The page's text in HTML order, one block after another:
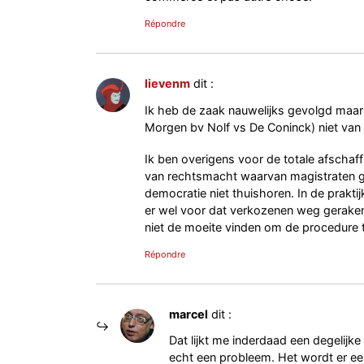
Répondre
lievenm dit :
Ik heb de zaak nauwelijks gevolgd
Morgen bv Nolf vs De Coninck) niet
Ik ben overigens voor de totale
van rechtsmacht waarvan magistraten
democratie niet thuishoren. In de
er wel voor dat verkozenen weg
niet de moeite vinden om de
Répondre
marcel dit :
Dat lijkt me inderdaad een
echt een probleem. Het wordt er